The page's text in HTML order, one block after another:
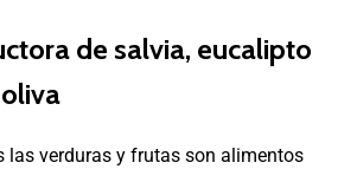
de salvia, eucalipto
las verduras y frutas son alimentos